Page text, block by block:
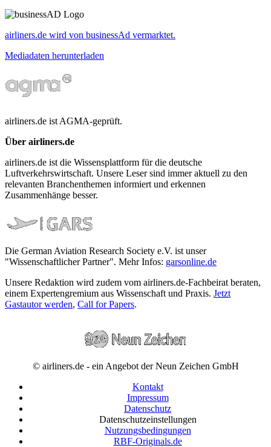
airliners.de wird von businessAd vermarktet.
Mediadaten herunterladen
airliners.de ist AGMA-geprüft.
Über airliners.de
airliners.de ist die Wissensplattform für die deutsche
Luftverkehrswirtschaft. Unsere Leser sind immer aktuell zu den
relevanten Branchenthemen informiert und erkennen
Zusammenhänge besser.
Die German Aviation Research Society e.V. ist unser
"Wissenschaftlicher Partner". Mehr Infos: garsonline.de
Unsere Redaktion wird zudem vom airliners.de-Fachbeirat beraten,
einem Expertengremium aus Wissenschaft und Praxis. Jetzt
Gastautor werden, Call for Papers.
© airliners.de - ein Angebot der Neun Zeichen GmbH
Kontakt
Impressum
Datenschutz
Datenschutzeinstellungen
Nutzungsbedingungen
RBF-Originals.de